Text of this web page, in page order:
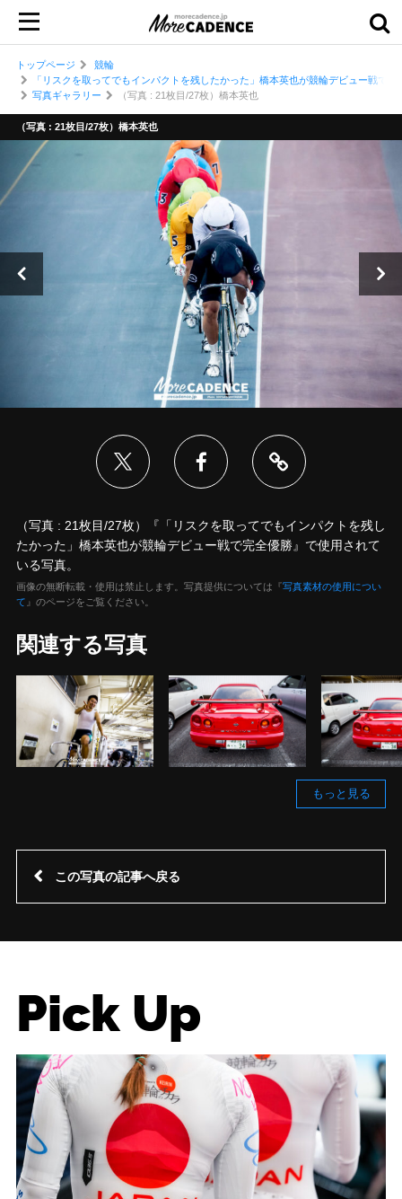
トップページ
競輪
「リスクを取ってでもインパクトを残したかった」橋本英也が競輪デビュー戦で完
写真ギャラリー
（写真 : 21枚目/27枚）橋本英也
（写真 : 21枚目/27枚）橋本英也
（写真 : 21枚目/27枚）『「リスクを取ってでもインパクトを残し
たかった」橋本英也が競輪デビュー戦で完全優勝』で使用されて
いる写真。
画像の無断転載・使用は禁止します。写真提供については『写真素材の使用につい
て 』のページをご覧ください。
関連する写真
もっと見る
この写真の記事へ戻る
Pick Up